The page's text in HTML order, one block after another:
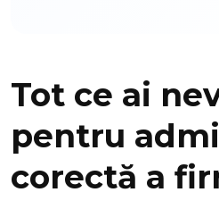
Tot ce ai
pentru
corectă a